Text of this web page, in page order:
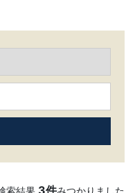
索結果 3件みつかりました